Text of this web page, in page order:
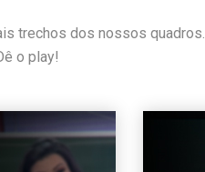
trechos dos nossos quadros.
o play!